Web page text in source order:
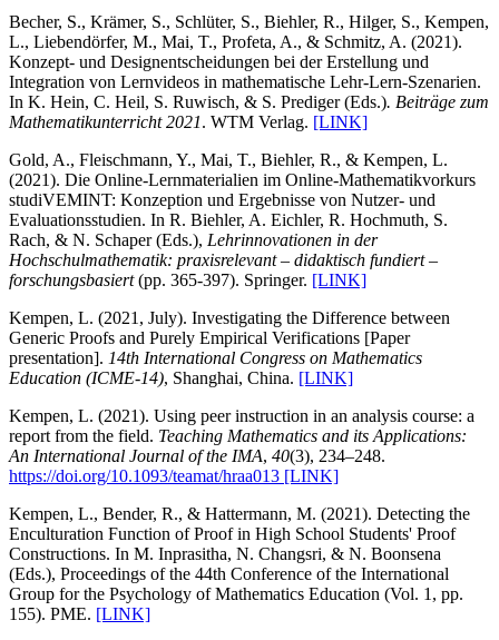
Becher, S., Krämer, S., Schlüter, S., Biehler, R., Hilger, S., Kempen,
L., Liebendörfer, M., Mai, T., Profeta, A., & Schmitz, A. (2021).
Konzept- und Designentscheidungen bei der Erstellung und
Integration von Lernvideos in mathematische Lehr-Lern-Szenarien.
In K. Hein, C. Heil, S. Ruwisch, & S. Prediger (Eds.). Beiträge zum
Mathematikunterricht 2021. WTM Verlag. [LINK]
Gold, A., Fleischmann, Y., Mai, T., Biehler, R., & Kempen, L.
(2021). Die Online-Lernmaterialien im Online-Mathematikvorkurs
studiVEMINT: Konzeption und Ergebnisse von Nutzer- und
Evaluationsstudien. In R. Biehler, A. Eichler, R. Hochmuth, S.
Rach, & N. Schaper (Eds.), Lehrinnovationen in der
Hochschulmathematik: praxisrelevant – didaktisch fundiert –
forschungsbasiert(pp. 365-397). Springer. [LINK]
Kempen, L. (2021, July). Investigating the Difference between
Generic Proofs and Purely Empirical Verifications [Paper
presentation]. 14th International Congress on Mathematics
Education (ICME-14), Shanghai, China. [LINK]
Kempen, L. (2021). Using peer instruction in an analysis course: a
report from the field. Teaching Mathematics and its Applications:
An International Journal of the IMA, 40(3), 234–248.
https://doi.org/10.1093/teamat/hraa013 [LINK]
Kempen, L., Bender, R., & Hattermann, M. (2021). Detecting the
Enculturation Function of Proof in High School Students' Proof
Constructions. In M. Inprasitha, N. Changsri, & N. Boonsena
(Eds.), Proceedings of the 44th Conference of the International
Group for the Psychology of Mathematics Education (Vol. 1, pp.
155). PME. [LINK]